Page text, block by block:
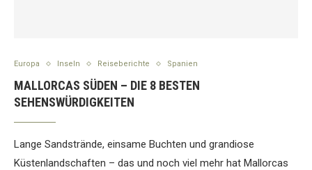
Europa Inseln Reiseberichte Spanien
MALLORCAS SÜDEN – DIE 8 BESTEN
SEHENSWÜRDIGKEITEN
Lange Sandstrände, einsame Buchten und grandiose
Küstenlandschaften – das und noch viel mehr hat Mallorcas